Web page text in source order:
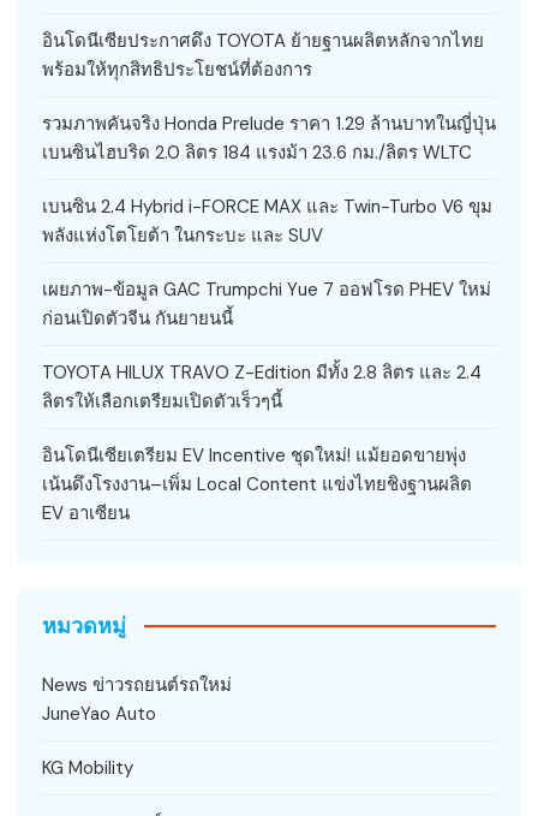
อินโดนีเซียประกาศดึง TOYOTA ย้ายฐานผลิตหลักจากไทย
พร้อมให้ทุกสิทธิประโยชน์ที่ต้องการ
รวมภาพคันจริง Honda Prelude ราคา 1.29 ล้านบาทในญี่ปุ่น
เบนซินไฮบริด 2.0 ลิตร 184 แรงม้า 23.6 กม./ลิตร WLTC
เบนซิน 2.4 Hybrid i-FORCE MAX และ Twin-Turbo V6 ขุม
พลังแห่งโตโยต้า ในกระบะ และ SUV
เผยภาพ-ข้อมูล GAC Trumpchi Yue 7 ออฟโรด PHEV ใหม่
ก่อนเปิดตัวจีน กันยายนนี้
TOYOTA HILUX TRAVO Z-Edition มีทั้ง 2.8 ลิตร และ 2.4
ลิตรให้เลือกเตรียมเปิดตัวเร็วๆนี้
อินโดนีเซียเตรียม EV Incentive ชุดใหม่! แม้ยอดขายพุ่ง
เน้นดึงโรงงาน–เพิ่ม Local Content แข่งไทยชิงฐานผลิต
EV อาเซียน
หมวดหมู่
News ข่าวรถยนต์รถใหม่
JuneYao Auto
KG Mobility